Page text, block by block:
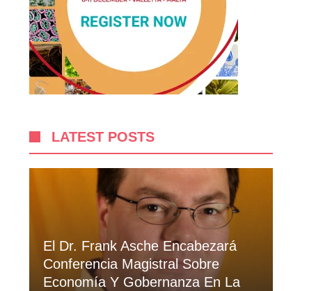
LATEST POSTS
El Dr. Frank Asche Encabezará
Conferencia Magistral Sobre
Economía Y Gobernanza En La